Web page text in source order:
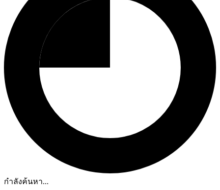
กำลังค้นหา...